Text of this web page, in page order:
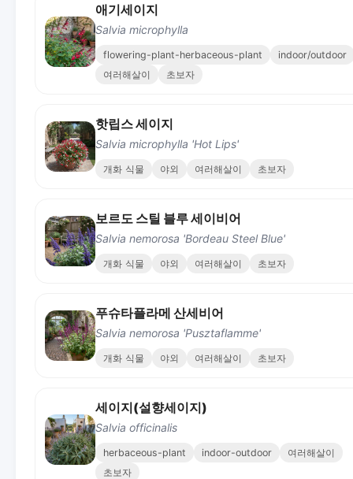
애기세이지
Salvia microphylla
flowering-plant-herbaceous-plant
indoor/outdoor
여러해살이
초보자
핫립스 세이지
Salvia microphylla 'Hot Lips'
개화 식물 야외 여러해살이 초보자
보르도 스틸 블루 세이비어
Salvia nemorosa 'Bordeau Steel Blue'
개화 식물 야외 여러해살이 초보자
푸슈타플라메 산세비어
Salvia nemorosa 'Pusztaflamme'
개화 식물 야외 여러해살이 초보자
세이지(설향세이지)
Salvia officinalis
herbaceous-plant indoor-outdoor
여러해살이
초보자